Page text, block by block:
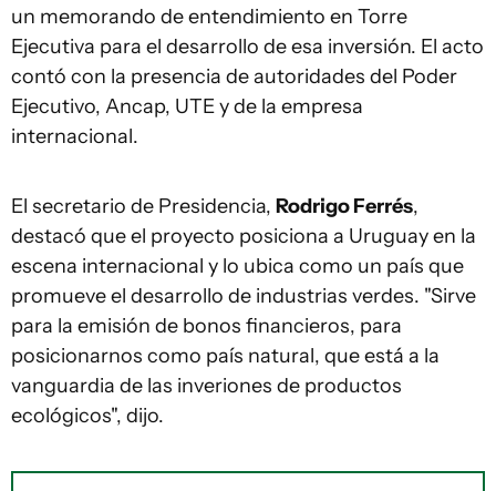
un memorando de entendimiento en Torre
Ejecutiva para el desarrollo de esa inversión. El acto
contó con la presencia de autoridades del Poder
Ejecutivo, Ancap, UTE y de la empresa
internacional.
El secretario de Presidencia, Rodrigo Ferrés,
destacó que el proyecto posiciona a Uruguay en la
escena internacional y lo ubica como un país que
promueve el desarrollo de industrias verdes. "Sirve
para la emisión de bonos financieros, para
posicionarnos como país natural, que está a la
vanguardia de las inveriones de productos
ecológicos", dijo.